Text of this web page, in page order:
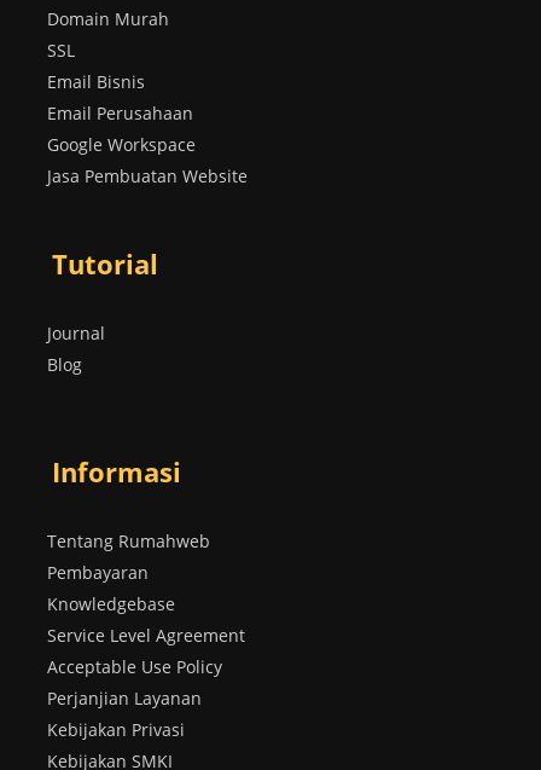
Domain Murah
SSL
Email Bisnis
Email Perusahaan
Google Workspace
Jasa Pembuatan Website
Tutorial
Journal
Blog
Informasi
Tentang Rumahweb
Pembayaran
Knowledgebase
Service Level Agreement
Acceptable Use Policy
Perjanjian Layanan
Kebijakan Privasi
Kebijakan SMKI